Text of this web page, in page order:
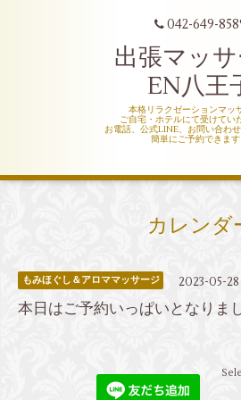
042-649-
出張マッ
EN八王
本格リラクゼーションマッ
ご自宅・ホテルにて受けてい
お電話、公式LINE、お問い合わ
簡単にご予約できます
カレンダ
もみほぐし＆アロママッサージ 2023-05-
本日はご予約いっぱいとなりま